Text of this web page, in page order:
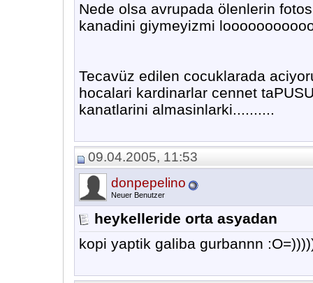
Nede olsa avrupada ölenlerin
kanadini giymeyizmi
Tecavüz edilen cocuklarada
hocalari kardinarlar cennet
kanatlarini almasinlarki..........
09.04.2005, 11:53
donpepelino
Neuer Benutzer
heykelleride orta asyadan
kopi yaptik galiba gurbannn